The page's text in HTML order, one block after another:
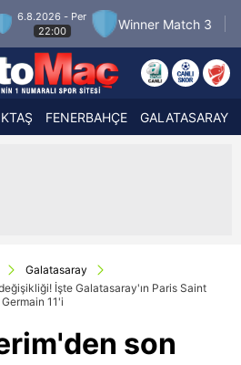
Match 3 Boluspor
7.8.2026 - Cum
21:30
FENERBAHÇE GALATASARAY
Galatasaray
İşte Galatasaray'ın Paris Saint
Germain 11'i
son